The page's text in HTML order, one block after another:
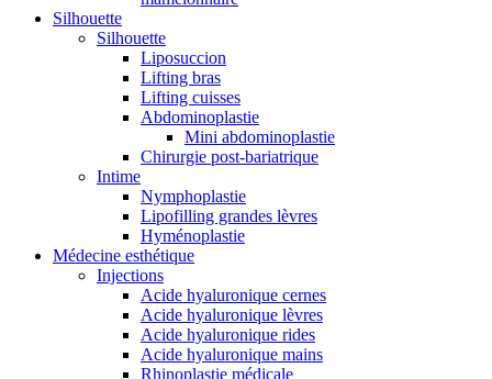
Silhouette
Silhouette
Liposuccion
Lifting bras
Lifting cuisses
Abdominoplastie
Mini abdominoplastie
Chirurgie post-bariatrique
Intime
Nymphoplastie
Lipofilling grandes lèvres
Hyménoplastie
Médecine esthétique
Injections
Acide hyaluronique cernes
Acide hyaluronique lèvres
Acide hyaluronique rides
Acide hyaluronique mains
Rhinoplastie médicale